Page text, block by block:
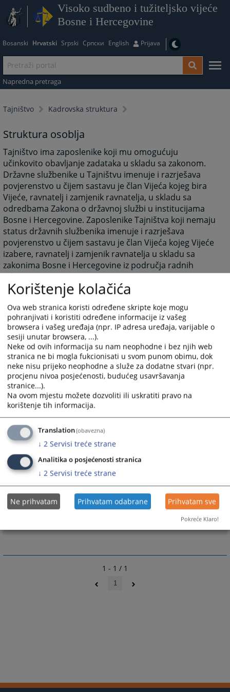
Visoko sudbeno i tužiteljsko vijeće
Bosne i Hercegovine
Bosanski Hrvatski Srpski Српски English Prijava
Napredna pretraga
Tajništvo Kadrovska struktura
Struktura osoblja
Tajništvo ima zaposlenike koji mu omogućuju
učinkovito obavljanje zadataka u skladu sa zakonom.
Državne službenike u Tajništvu imenuje i razrješava
povjerenstvo u čijem sastavu je član Vijeća kojeg bira
Vijeće, ravnatelj i zamjenik ravnatelja, u skladu sa
odredbama Zakona o državnoj službi u institucijama
Bosne i Hercegovine. Zaposlenike Tajništva koji nemaju
status državnih službenika imenuje i razrješava
povjerenstvo u čijem sastavu je član Vijeća kojeg Vijeće
izabere, ravnatelj i zamjenik ravnatelja u skladu sa
zakonima Bosne i Hercegovine iz područja radnih
odnosa.
Pravilnikom o unutarnjoj organizaciji i sistematizaciji
radnih mjesta predviđeno je179 pozicija, od kojih je
trenutno popunjeno 105 pozicija. Proces zapošljavanja
usklađen je s proračunskim mogućnostima odnosno
odlukama nadležnih tijela, koje ograničavaju rast broja
zaposlenih osoba u državnim institucijama, iako
potrebe premašuju trenutni broj zaposlenih. Imajući u
vidu opseg i složenost poslova, upravo je nedovoljna
popunjenost osoblja jedan od najvećih izazova sa
kojima se Tajništvo suočava u obavljanju svojih
funkcija.
218PREGLEDA
Prateći dokumenti
1 - 1 / 1
1
Korištenje kolačića
Ova web stranica koristi određene skripte koje mogu
pohranjivati i koristiti određene informacije iz vašeg
browsera i vašeg uređaja (npr. IP adresa uređaja, varijable o
sesiji unutar browsera, ...).
Neke od ovih informacija su nam neophodne i bez njih web
stranica ne bi mogla fukcionisati u svom punom obimu, dok
neke nisu prijeko neophodne a služe za dodatne stvari (npr.
procjenu nivoa posjećenosti, budućeg usavršavanja
stranice...).
Na ovom mjestu možete dozvoliti ili uskratiti pravo na
korištenje tih informacija.
Translation(obavezna)
↓ 2 Servisi treće strane
Analitika o posjećenosti stranica
↓ 2 Servisi treće strane
Ne prihvatam Prihvatam odabrane Prihvatam sve
Pokreće Klaro!